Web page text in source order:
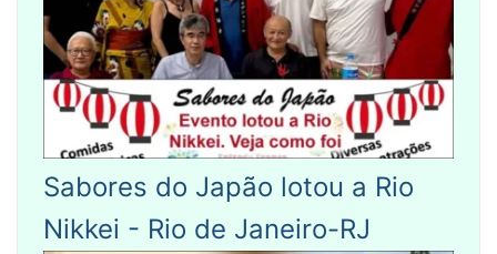
Sabores do Japão lotou a Rio
Nikkei - Rio de Janeiro-RJ